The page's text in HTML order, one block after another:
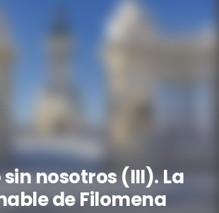
sin nosotros (III). La
de Filomena